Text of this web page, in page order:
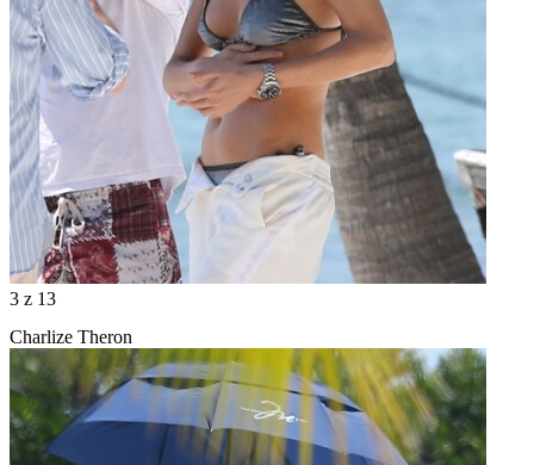
3 z 13
Charlize Theron